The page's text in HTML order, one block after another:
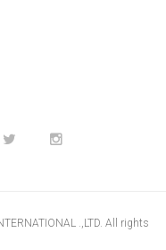
.,LTD. All rights